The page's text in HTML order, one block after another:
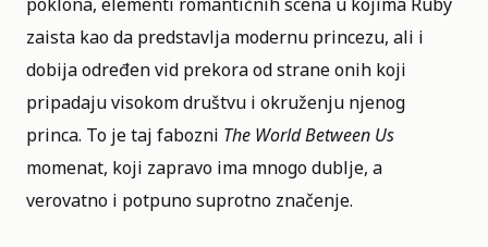
zaista kao da predstavlja modernu princezu, ali i
dobija određen vid prekora od strane onih koji
pripadaju visokom društvu i okruženju njenog
princa. To je taj fabozni The World Between Us
momenat, koji zapravo ima mnogo dublje, a
verovatno i potpuno suprotno značenje.